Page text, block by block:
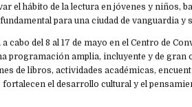
el hábito de la lectura en jóvenes y niños,
para una ciudad de vanguardia y
cabo del 8 al 17 de mayo en el Centro de
programación amplia, incluyente y de gran
de libros, actividades académicas,
el desarrollo cultural y el